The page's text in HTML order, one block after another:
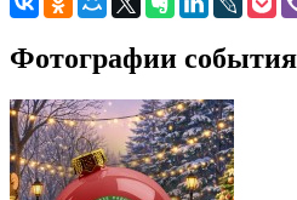
Фотографии события